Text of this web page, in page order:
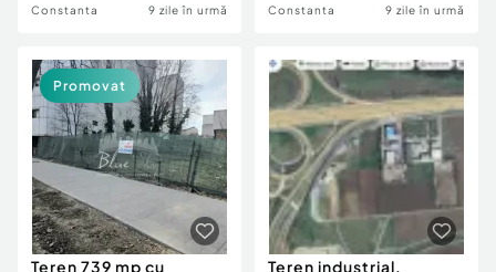
Constanta 9 zile în urmă Constanta 9 zile în urmă
Teren 739 mp cu
Promovat
Teren industrial,